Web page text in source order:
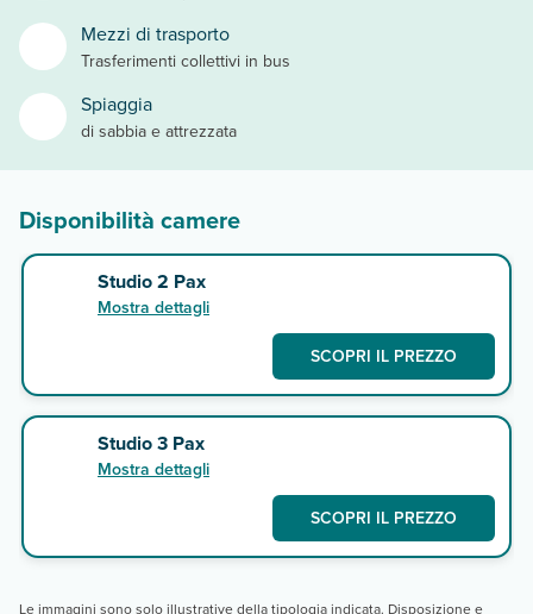
Mezzi di trasporto
Trasferimenti collettivi in bus
Spiaggia
di sabbia e attrezzata
Disponibilità camere
Studio 2 Pax
Mostra dettagli
SCOPRI IL PREZZO
Studio 3 Pax
Mostra dettagli
SCOPRI IL PREZZO
Le immagini sono solo illustrative della tipologia indicata. Disposizione e